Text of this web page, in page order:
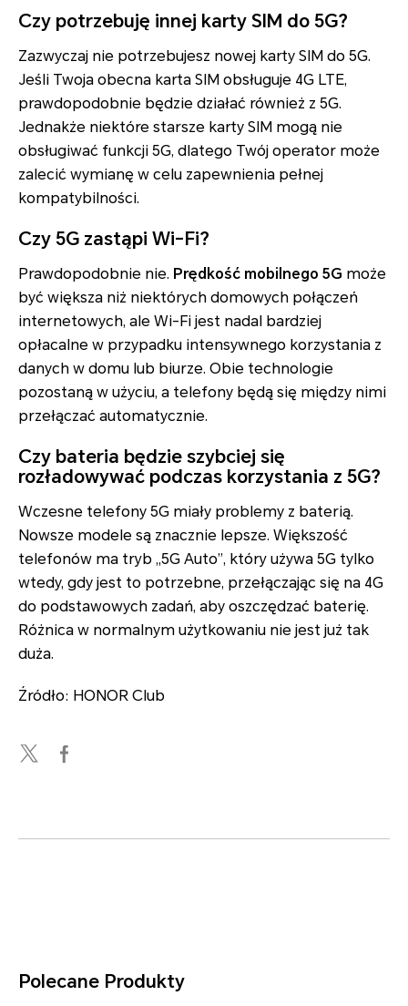
Czy potrzebuję innej karty SIM do 5G?
Zazwyczaj nie potrzebujesz nowej karty SIM do 5G.
Jeśli Twoja obecna karta SIM obsługuje 4G LTE,
prawdopodobnie będzie działać również z 5G.
Jednakże niektóre starsze karty SIM mogą nie
obsługiwać funkcji 5G, dlatego Twój operator może
zalecić wymianę w celu zapewnienia pełnej
kompatybilności.
Czy 5G zastąpi Wi-Fi?
Prawdopodobnie nie. Prędkość mobilnego 5G może
być większa niż niektórych domowych połączeń
internetowych, ale Wi-Fi jest nadal bardziej
opłacalne w przypadku intensywnego korzystania z
danych w domu lub biurze. Obie technologie
pozostaną w użyciu, a telefony będą się między nimi
przełączać automatycznie.
Czy bateria będzie szybciej się
rozładowywać podczas korzystania z 5G?
Wczesne telefony 5G miały problemy z baterią.
Nowsze modele są znacznie lepsze. Większość
telefonów ma tryb „5G Auto”, który używa 5G tylko
wtedy, gdy jest to potrzebne, przełączając się na 4G
do podstawowych zadań, aby oszczędzać baterię.
Różnica w normalnym użytkowaniu nie jest już tak
duża.
Źródło: HONOR Club
Polecane Produkty